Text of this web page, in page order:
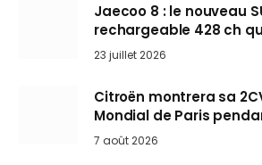
Jaecoo 8 : le nouveau
rechargeable 428 ch
arrive en Europe cet
23 juillet 2026
Citroën montrera sa
Mondial de Paris
Mini désertent le salon
7 août 2026